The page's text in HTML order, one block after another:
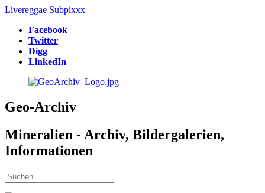
Livereggae Subpixxx
Facebook
Twitter
Digg
LinkedIn
Geo-Archiv
Mineralien - Archiv, Bildergalerien,
Informationen